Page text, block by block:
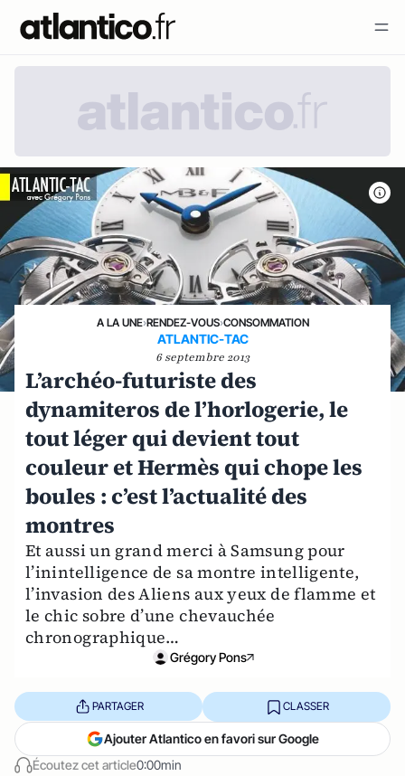
A LA UNE›RENDEZ-VOUS›CONSOMMATION
ATLANTIC-TAC
6 septembre 2013
L’archéo-futuriste des
dynamiteros de l’horlogerie, le
tout léger qui devient tout
couleur et Hermès qui chope les
boules : c’est l’actualité des
montres
Et aussi un grand merci à Samsung pour
l’inintelligence de sa montre intelligente,
l’invasion des Aliens aux yeux de flamme et
le chic sobre d’une chevauchée
chronographique…
Grégory Pons
Écoutez cet article0:00min
PARTAGER CLASSER
Ajouter Atlantico en favori sur Google